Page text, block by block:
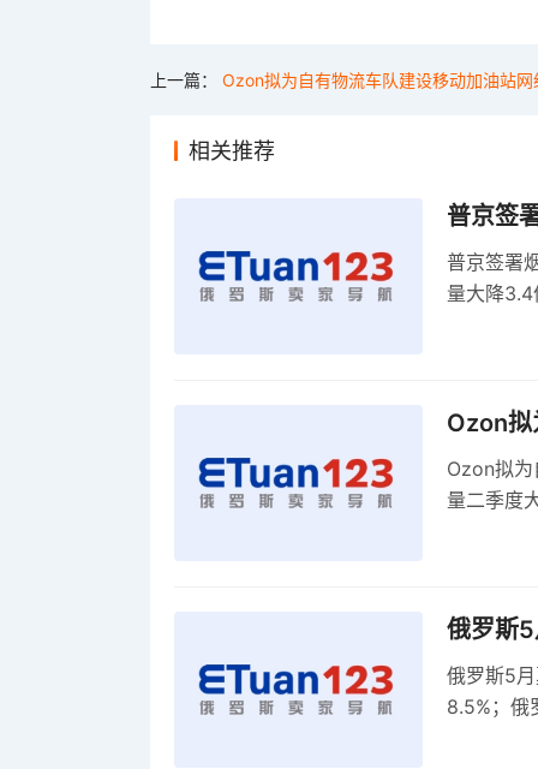
上一篇： Ozon拟为自有物流车队建设移动加油站网
相关推荐
普京签
普京签署
量大降
Ozon拟
Ozon拟
量二季度
俄罗斯
俄罗斯5
8.5%；俄